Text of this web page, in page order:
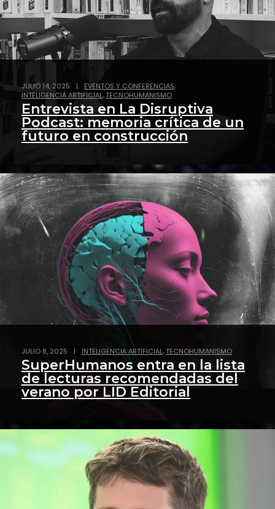
JULIO 14, 2025 | EVENTOS Y CONFERENCIAS,
INTELIGENCIA ARTIFICIAL, TECNOHUMANISMO
Entrevista en La Disruptiva
Podcast: memoria crítica de un
futuro en construcción
JULIO 8, 2025 | INTELIGENCIA ARTIFICIAL, TECNOHUMANISMO
SuperHumanos entra en la lista
de lecturas recomendadas del
verano por LID Editorial